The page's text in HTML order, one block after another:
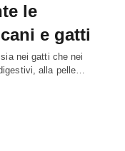
le
e gatti
nei gatti che nei
alla pelle…